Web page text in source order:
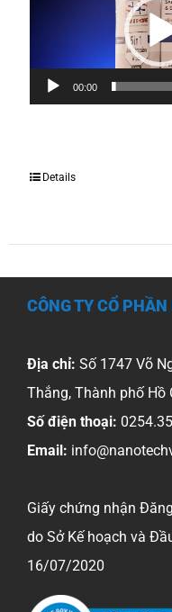
00:00
Details
CÔNG TY CỔ
Địa chỉ: Số 1747 Võ
Thắng, Thành phố Hồ
Số điện thoại:
Email:
Giấy chứng nhận
do Sở Kế hoạch và
16/07/2020